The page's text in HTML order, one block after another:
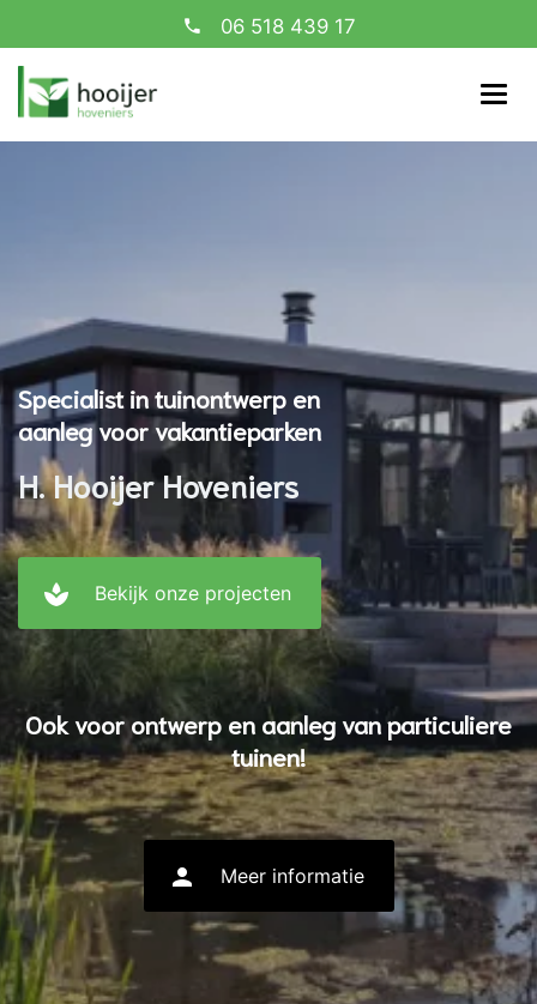
06 518 439 17
Specialist in tuinontwerp en
aanleg voor vakantieparken
H. Hooijer Hoveniers
spa Bekijk onze projecten
Ook voor ontwerp en aanleg van particuliere
tuinen!
person Meer informatie